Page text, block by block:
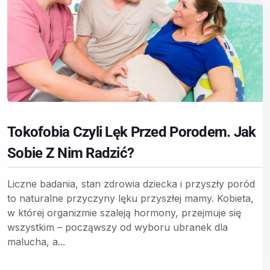
Tokofobia Czyli Lęk Przed Porodem. Jak
Sobie Z Nim Radzić?
Liczne badania, stan zdrowia dziecka i przyszły poród
to naturalne przyczyny lęku przyszłej mamy. Kobieta,
w której organizmie szaleją hormony, przejmuje się
wszystkim – począwszy od wyboru ubranek dla
malucha, a...